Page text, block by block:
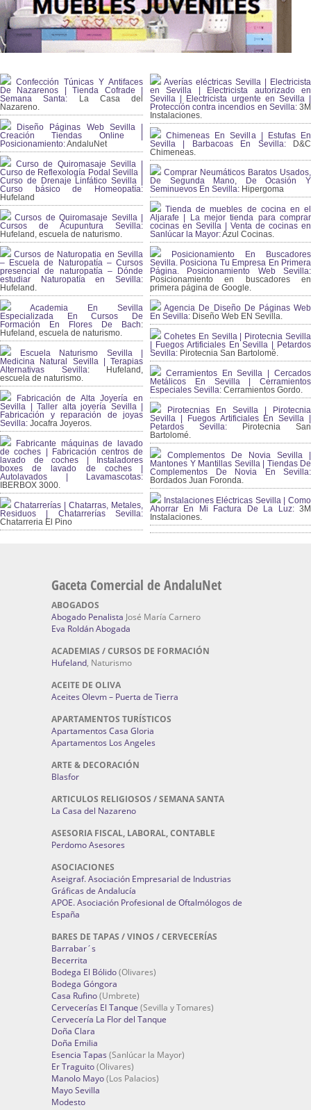
Confección Túnicas Y Antifaces
De Nazarenos | Tienda Cofrade |
Semana Santa: La Casa del
Nazareno.
Diseño Páginas Web Sevilla |
Creación Tiendas Online |
Posicionamiento:AndaluNet
Curso de Quiromasaje Sevilla |
Curso de Reflexología Podal Sevilla |
Curso de Drenaje Linfático Sevilla |
Curso básico de Homeopatía:
Hufeland
Cursos de Quiromasaje Sevilla |
Cursos de Acupuntura Sevilla:
Hufeland, escuela de naturismo.
Cursos de Naturopatia en Sevilla
– Escuela de Naturopatía – Cursos
presencial de naturopatía – Dónde
estudiar Naturopatía en Sevilla:
Hufeland.
Academia En Sevilla
Especializada En Cursos De
Formación En Flores De Bach:
Hufeland, escuela de naturismo.
Escuela Naturismo Sevilla |
Medicina Natural Sevilla | Terapias
Alternativas Sevilla: Hufeland,
escuela de naturismo.
Fabricación de Alta Joyería en
Sevilla | Taller alta joyería Sevilla |
Fabricación y reparación de joyas
Sevilla: Jocafra Joyeros.
Fabricante máquinas de lavado
de coches | Fabricación centros de
lavado de coches | Instaladores
boxes de lavado de coches |
Autolavados | Lavamascotas:
IBERBOX 3000.
Chatarrerías | Chatarras, Metales,
Residuos | Chatarrerías Sevilla:
Chatarreria El Pino
Averías eléctricas Sevilla | Electricista
en Sevilla | Electricista autorizado en
Sevilla | Electricista urgente en Sevilla |
Protección contra incendios en Sevilla:3M
Instalaciones.
Chimeneas En Sevilla | Estufas En
Sevilla | Barbacoas En Sevilla:D&C
Chimeneas.
Comprar Neumáticos Baratos Usados,
De Segunda Mano, De Ocasión Y
Seminuevos En Sevilla: Hipergoma
Tienda de muebles de cocina en el
Aljarafe | La mejor tienda para comprar
cocinas en Sevilla | Venta de cocinas en
Sanlúcar la Mayor:Azul Cocinas.
Posicionamiento En Buscadores
Sevilla. Posiciona Tu Empresa En Primera
Página. Posicionamiento Web Sevilla:
Posicionamiento en buscadores en
primera página de Google.
Agencia De Diseño De Páginas Web
En Sevilla: Diseño Web EN Sevilla.
Cohetes En Sevilla | Pirotecnia Sevilla
| Fuegos Artificiales En Sevilla | Petardos
Sevilla: Pirotecnia San Bartolomé.
Cerramientos En Sevilla | Cercados
Metálicos En Sevilla | Cerramientos
Especiales Sevilla: Cerramientos Gordo.
Pirotecnias En Sevilla | Pirotecnia
Sevilla | Fuegos Artificiales En Sevilla |
Petardos Sevilla: Pirotecnia San
Bartolomé.
Complementos De Novia Sevilla |
Mantones Y Mantillas Sevilla | Tiendas De
Complementos De Novia En Sevilla:
Bordados Juan Foronda.
Instalaciones Eléctricas Sevilla | Como
Ahorrar En Mi Factura De La Luz:3M
Instalaciones.
Gaceta Comercial de AndaluNet
ABOGADOS
Abogado Penalista José María Carnero
Eva Roldán Abogada
ACADEMIAS / CURSOS DE FORMACIÓN
Hufeland, Naturismo
ACEITE DE OLIVA
Aceites Olevm – Puerta de Tierra
APARTAMENTOS TURÍSTICOS
Apartamentos Casa Gloria
Apartamentos Los Angeles
ARTE & DECORACIÓN
Blasfor
ARTICULOS RELIGIOSOS / SEMANA SANTA
La Casa del Nazareno
ASESORIA FISCAL, LABORAL, CONTABLE
Perdomo Asesores
ASOCIACIONES
Aseigraf. Asociación Empresarial de Industrias
Gráficas de Andalucía
APOE. Asociación Profesional de Oftalmólogos de
España
BARES DE TAPAS / VINOS / CERVECERÍAS
Barrabar´s
Becerrita
Bodega El Bólido(Olivares)
Bodega Góngora
Casa Rufino(Umbrete)
Cervecerías El Tanque (Sevilla y Tomares)
Cervecería La Flor del Tanque
Doña Clara
Doña Emilia
Esencia Tapas (Sanlúcar la Mayor)
Er Traguito(Olivares)
Manolo Mayo(Los Palacios)
Mayo Sevilla
Modesto